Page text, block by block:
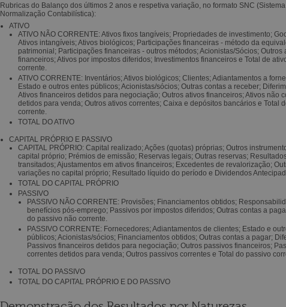
Rubricas do Balanço dos últimos 2 anos e respetiva variação, no formato SNC
Normalização Contabilística):
ATIVO
ATIVO NÃO CORRENTE: Ativos fixos tangíveis; Propriedades de investimento;
Ativos intangíveis; Ativos biológicos; Participações financeiras - método da
patrimonial; Participações financeiras - outros métodos; Acionistas/Sócios; Outros
financeiros; Ativos por impostos diferidos; Investimentos financeiros e Total de
corrente.
ATIVO CORRENTE: Inventários; Ativos biológicos; Clientes; Adiantamentos a
Estado e outros entes públicos; Acionistas/sócios; Outras contas a receber;
Ativos financeiros detidos para negociação; Outros ativos financeiros; Ativos não
detidos para venda; Outros ativos correntes; Caixa e depósitos bancários e Total
corrente.
TOTAL DO ATIVO
CAPITAL PRÓPRIO E PASSIVO
CAPITAL PRÓPRIO: Capital realizado; Ações (quotas) próprias; Outros
capital próprio; Prémios de emissão; Reservas legais; Outras reservas;
transitados; Ajustamentos em ativos financeiros; Excedentes de revalorização;
variações no capital próprio; Resultado líquido do período e Dividendos
TOTAL DO CAPITAL PRÓPRIO
PASSIVO
PASSIVO NÃO CORRENTE: Provisões; Financiamentos obtidos;
benefícios pós-emprego; Passivos por impostos diferidos; Outras contas a
do passivo não corrente.
PASSIVO CORRENTE: Fornecedores; Adiantamentos de clientes; Estado e
públicos; Acionistas/sócios; Financiamentos obtidos; Outras contas a pagar;
Passivos financeiros detidos para negociação; Outros passivos financeiros;
correntes detidos para venda; Outros passivos correntes e Total do passivo
TOTAL DO PASSIVO
TOTAL DO CAPITAL PRÓPRIO E DO PASSIVO